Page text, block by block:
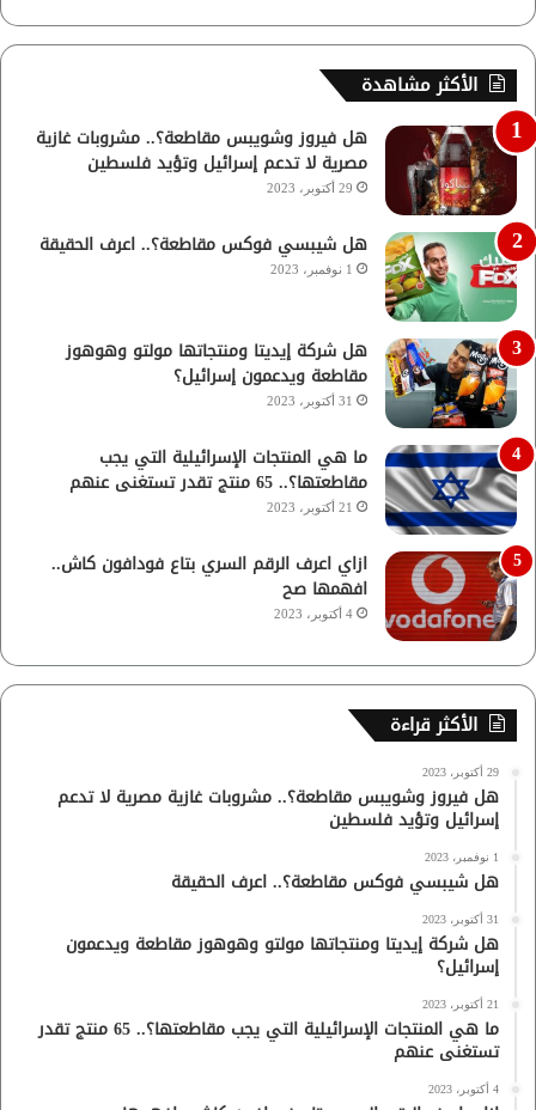
الأكثر مشاهدة
هل فيروز وشويبس مقاطعة؟.. مشروبات غازية
مصرية لا تدعم إسرائيل وتؤيد فلسطين
29 أكتوبر، 2023
هل شيبسي فوكس مقاطعة؟.. اعرف الحقيقة
1 نوفمبر، 2023
هل شركة إيديتا ومنتجاتها مولتو وهوهوز
مقاطعة ويدعمون إسرائيل؟
31 أكتوبر، 2023
ما هي المنتجات الإسرائيلية التي يجب
مقاطعتها؟.. 65 منتج تقدر تستغنى عنهم
21 أكتوبر، 2023
ازاي اعرف الرقم السري بتاع فودافون كاش..
افهمها صح
4 أكتوبر، 2023
الأكثر قراءة
29 أكتوبر، 2023
هل فيروز وشويبس مقاطعة؟.. مشروبات غازية مصرية لا تدعم
إسرائيل وتؤيد فلسطين
1 نوفمبر، 2023
هل شيبسي فوكس مقاطعة؟.. اعرف الحقيقة
31 أكتوبر، 2023
هل شركة إيديتا ومنتجاتها مولتو وهوهوز مقاطعة ويدعمون
إسرائيل؟
21 أكتوبر، 2023
ما هي المنتجات الإسرائيلية التي يجب مقاطعتها؟.. 65 منتج تقدر
تستغنى عنهم
4 أكتوبر، 2023